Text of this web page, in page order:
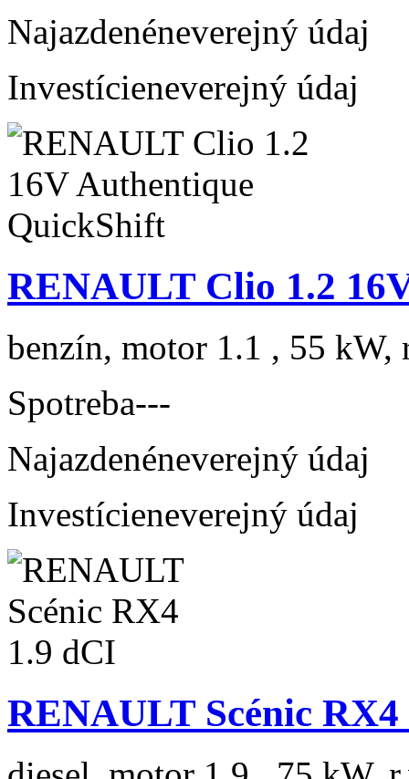
Najazdenéneverejný údaj
Investícieneverejný údaj
RENAULT Clio 1.2
benzín, motor 1.1 , 55 kW,
Spotreba---
Najazdenéneverejný údaj
Investícieneverejný údaj
RENAULT Scénic